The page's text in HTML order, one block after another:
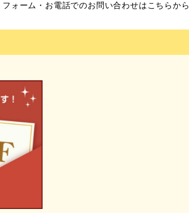
フォーム・お電話でのお問い合わせはこちらから